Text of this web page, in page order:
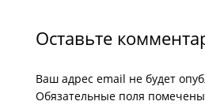
Оставьте
Ваш адрес email не будет
Обязательные поля помечены